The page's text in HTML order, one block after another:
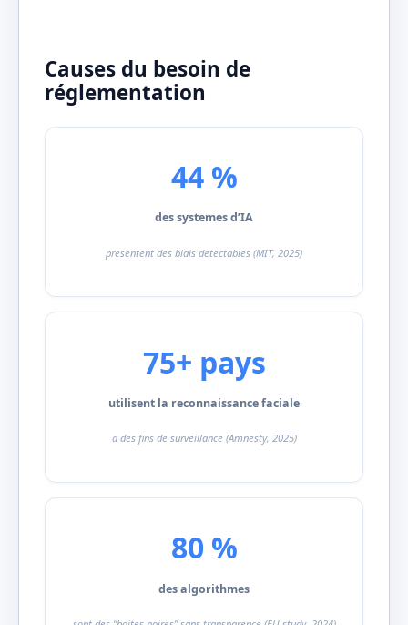
Causes du besoin de
réglementation
44 %
des systemes d’IA
presentent des biais detectables (MIT, 2025)
75+ pays
utilisent la reconnaissance faciale
a des fins de surveillance (Amnesty, 2025)
80 %
des algorithmes